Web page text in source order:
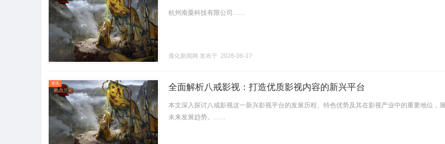
杭州南粟科技有限公司......
遵化新闻网 发布于 2026-06-17
资讯 全面解析八戒影视：打造优质影视内容的新兴平台
本文深入探讨八戒影视这一新兴影视平台的发展历程、特色优势及其在影视产业中的重要地位，
未来发展趋势。......